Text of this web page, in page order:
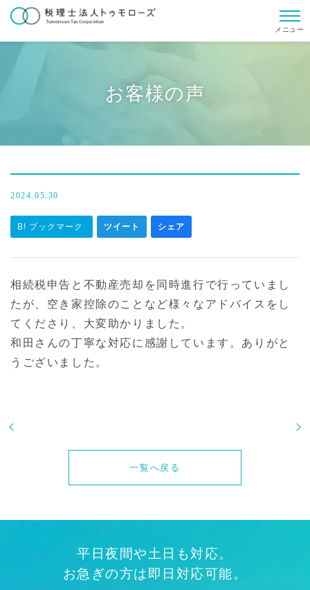
メニュー
お客様の声
2024.05.30
B! ブックマーク ツイート シェア
相続税申告と不動産売却を同時進行で行っていまし
たが、空き家控除のことなど様々なアドバイスをし
てくださり、大変助かりました。
和田さんの丁寧な対応に感謝しています。ありがと
うございました。
一覧へ戻る
平日夜間や土日も対応。
お急ぎの方は即日対応可能。